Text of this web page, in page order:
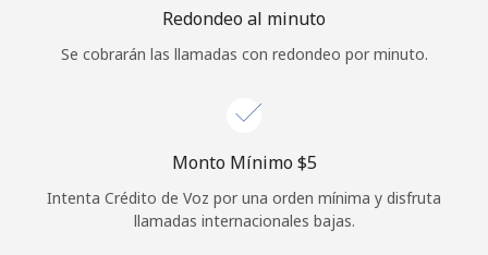
o
Continuar con
Redondeo al minuto
Se cobrarán las llamadas con redondeo por minuto.
Monto Mínimo ⁦$5⁩
Intenta Crédito de Voz por una orden mínima y disfruta
llamadas internacionales bajas.